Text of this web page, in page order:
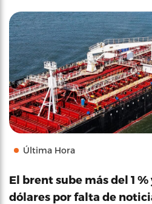
Última Hora
El brent sube más del 1 %
dólares por falta de